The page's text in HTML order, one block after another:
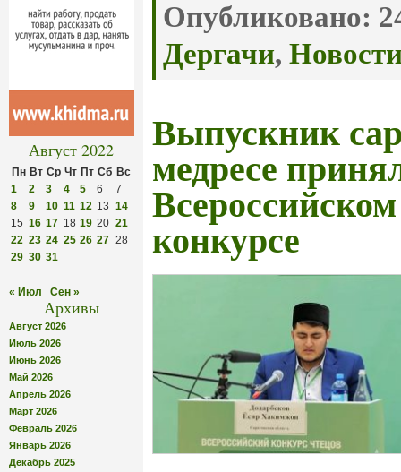
Август 2022
Пн Вт Ср Чт Пт Сб Вс
1
2 3 4 5 6
7
8
9 10 11 12 13 14
15 16 17 18 19 20 21
22 23 24 25 26 27 28
29 30 31
« Июл Сен »
Архивы
Август 2026
Июль 2026
Июнь 2026
Май 2026
Апрель 2026
Март 2026
Февраль 2026
Январь 2026
Декабрь 2025
Опубликовано:
Дергачи,
Выпускник
медресе
конкурсе